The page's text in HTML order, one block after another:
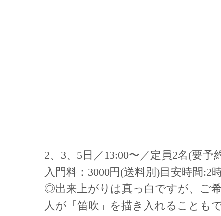
2、3、5日／13:00〜／定員2名(要予
入門料：3000円(送料別)目安時間:2
◎出来上がりは真っ白ですが、ご
人が「笛吹」を描き入れることも